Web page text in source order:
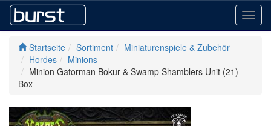
Startseite
Sortiment
Miniaturenspiele & Zubehör
Hordes
Minions
Minion Gatorman Bokur & Swamp Shamblers Unit (21)
Box